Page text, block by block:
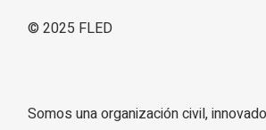
© 2025 FLED
Somos una organización civil,